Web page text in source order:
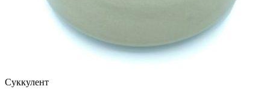
Суккулент